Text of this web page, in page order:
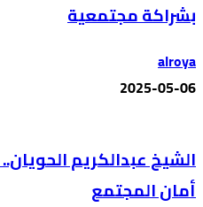
بشراكة مجتمعية
alroya
2025-05-06
الشيخ عبدالكريم
أمان المجتمع